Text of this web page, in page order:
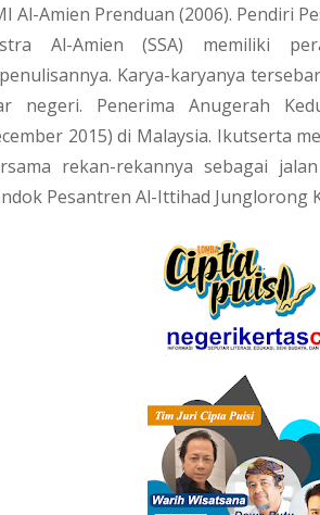
Al-Amien Prenduan (2006). Pendiri
Al-Amien (SSA) memiliki
Karya-karyanya
negeri. Penerima Anugerah
2015) di Malaysia. Ikutserta
rekan-rekannya sebagai
Pesantren Al-Ittihad Junglorong